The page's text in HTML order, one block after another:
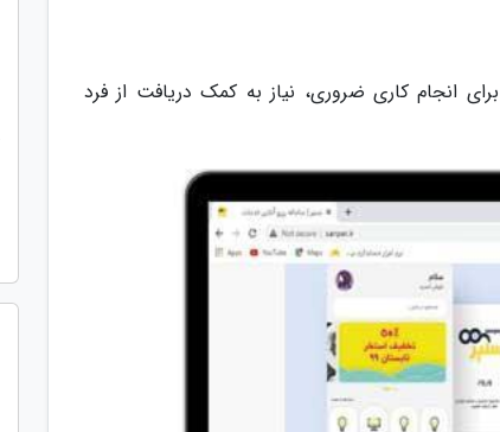
انجام کاری ضروری، نیاز به کمک دریافت از فرد